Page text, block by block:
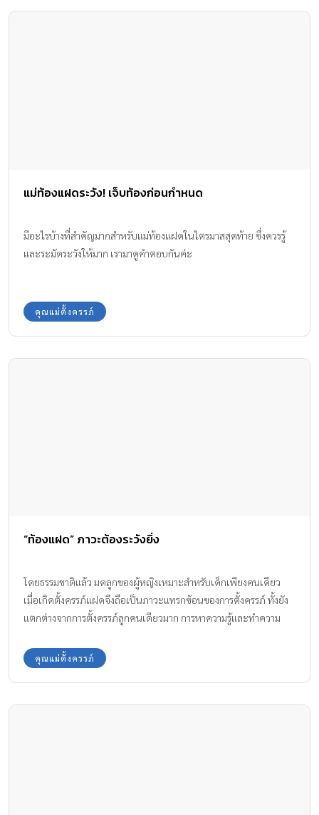
แม่ท้องแฝดระวัง! เจ็บท้องก่อนกำหนด
มีอะไรบ้างที่สำคัญมากสำหรับแม่ท้องแฝดในไตรมาสสุดท้าย ซึ่งควรรู้
และระมัดระวังให้มาก เรามาดูคำตอบกันค่ะ
คุณแม่ตั้งครรภ์
“ท้องแฝด” ภาวะต้องระวังยิ่ง
โดยธรรมชาติแล้ว มดลูกของผู้หญิงเหมาะสำหรับเด็กเพียงคนเดียว
เมื่อเกิดตั้งครรภ์แฝดจึงถือเป็นภาวะแทรกซ้อนของการตั้งครรภ์ ทั้งยัง
แตกต่างจากการตั้งครรภ์ลูกคนเดียวมาก การหาความรู้และทำความ
มาก คุณแม่ตั้งครรภ์